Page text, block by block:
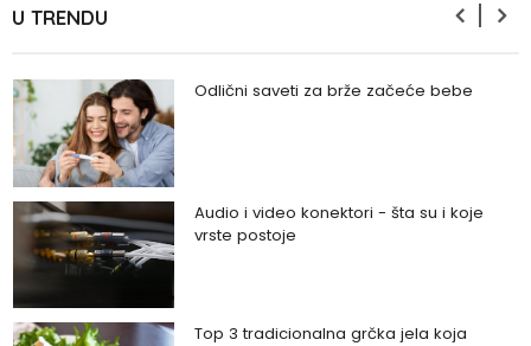
U TRENDU
Odlični saveti za brže začeće bebe
Audio i video konektori - šta su i koje
vrste postoje
Top 3 tradicionalna grčka jela koja